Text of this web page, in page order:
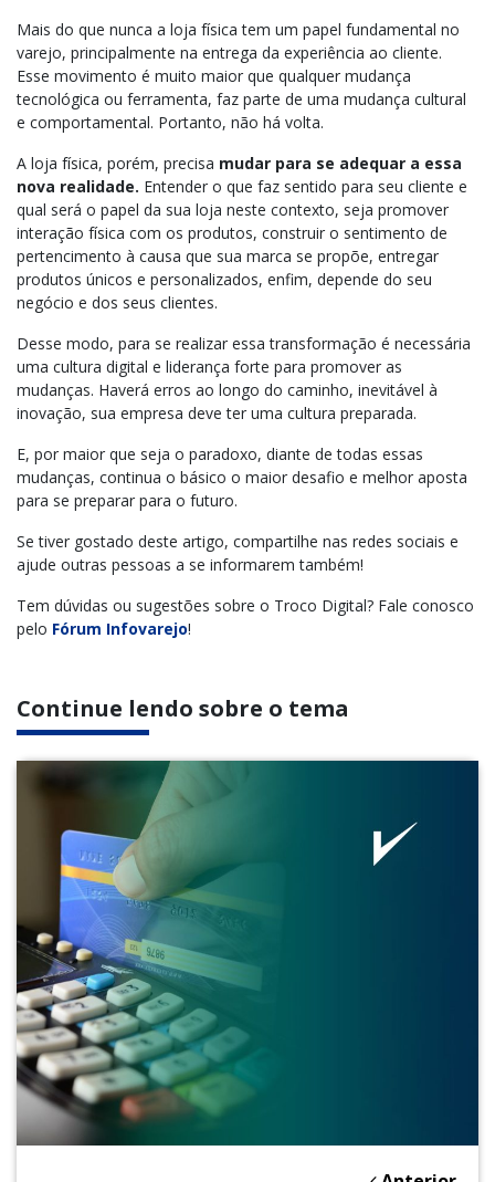
Mais do que nunca a loja física tem um papel fundamental no
varejo, principalmente na entrega da experiência ao cliente.
Esse movimento é muito maior que qualquer mudança
tecnológica ou ferramenta, faz parte de uma mudança cultural
e comportamental. Portanto, não há volta.
A loja física, porém, precisa mudar para se adequar a essa
nova realidade. Entender o que faz sentido para seu cliente e
qual será o papel da sua loja neste contexto, seja promover
interação física com os produtos, construir o sentimento de
pertencimento à causa que sua marca se propõe, entregar
produtos únicos e personalizados, enfim, depende do seu
negócio e dos seus clientes.
Desse modo, para se realizar essa transformação é necessária
uma cultura digital e liderança forte para promover as
mudanças. Haverá erros ao longo do caminho, inevitável à
inovação, sua empresa deve ter uma cultura preparada.
E, por maior que seja o paradoxo, diante de todas essas
mudanças, continua o básico o maior desafio e melhor aposta
para se preparar para o futuro.
Se tiver gostado deste artigo, compartilhe nas redes sociais e
ajude outras pessoas a se informarem também!
Tem dúvidas ou sugestões sobre o Troco Digital? Fale conosco
pelo Fórum Infovarejo!
Continue lendo sobre o tema